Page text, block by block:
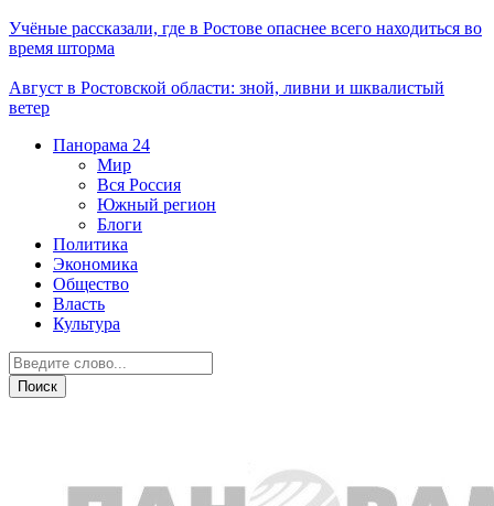
Учёные рассказали, где в Ростове опаснее всего находиться во
время шторма
Август в Ростовской области: зной, ливни и шквалистый
ветер
Панорама 24
Мир
Вся Россия
Южный регион
Блоги
Политика
Экономика
Общество
Власть
Культура